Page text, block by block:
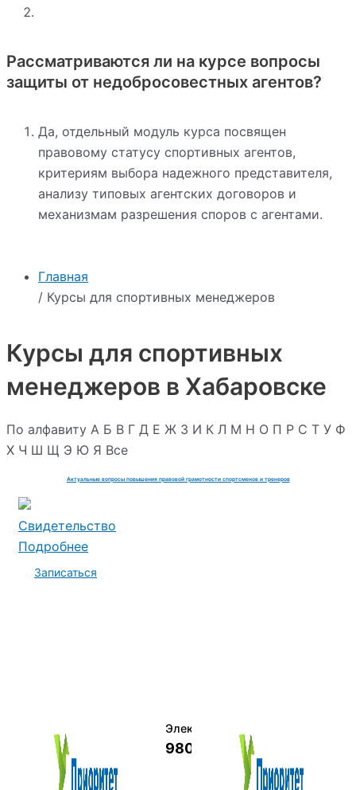
Главная
/ Курсы для спортивных менеджеров
Курсы для спортивных
менеджеров в Хабаровске
По алфавиту А Б В Г Д Е Ж З И К Л М Н О П Р С Т У Ф
Х Ч Ш Щ Э Ю Я Все
Актуальные вопросы повышения правовой грамотности спортсменов и тренеров
Свидетельство
Подробнее
Записаться
Электромеханик по ремонту и
9800 руб.
Рассматриваются ли на курсе вопросы
защиты от недобросовестных агентов?
Да, отдельный модуль курса посвящен
правовому статусу спортивных агентов,
критериям выбора надежного представителя,
анализу типовых агентских договоров и
механизмам разрешения споров с агентами.